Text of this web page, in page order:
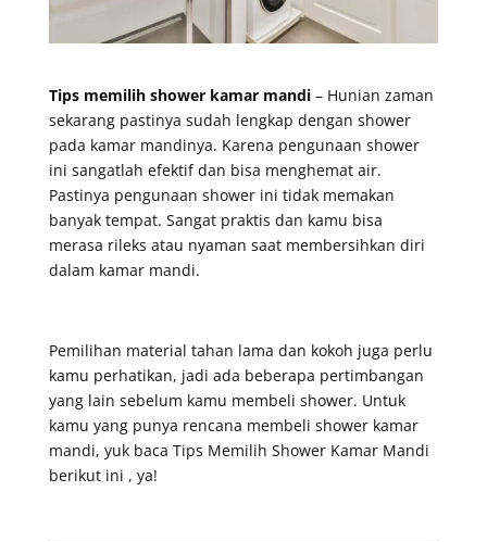
Tips memilih shower kamar mandi– Hunian zaman
sekarang pastinya sudah lengkap dengan shower
pada kamar mandinya. Karena pengunaan shower
ini sangatlah efektif dan bisa menghemat air.
Pastinya pengunaan shower ini tidak memakan
banyak tempat. Sangat praktis dan kamu bisa
merasa rileks atau nyaman saat membersihkan diri
dalam kamar mandi.
Pemilihan material tahan lama dan kokoh juga perlu
kamu perhatikan, jadi ada beberapa pertimbangan
yang lain sebelum kamu membeli shower. Untuk
kamu yang punya rencana membeli shower kamar
mandi, yuk baca Tips Memilih Shower Kamar Mandi
berikut ini , ya!